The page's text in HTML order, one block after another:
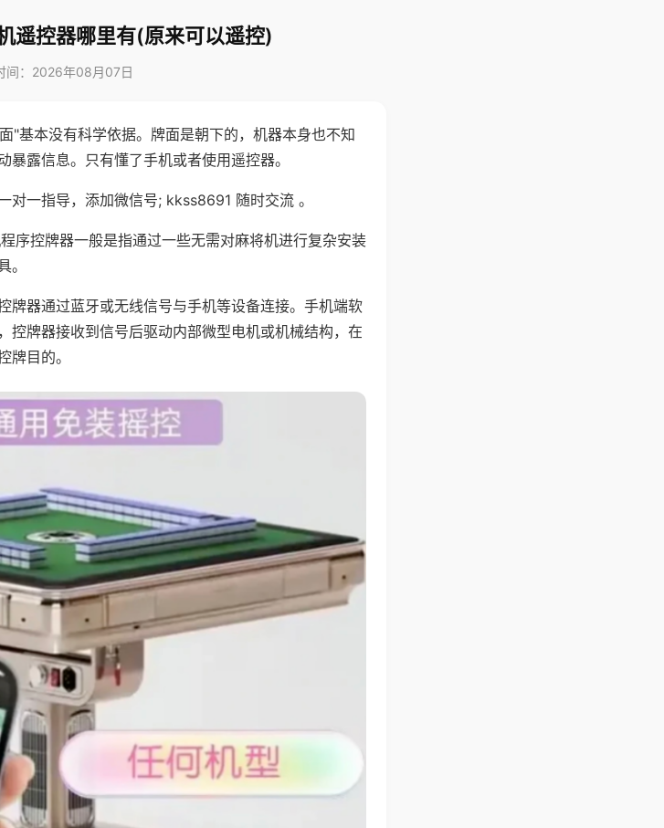
遥控器哪里有(原来可以遥控)
间：2026年08月07日
"基本没有科学依据。牌面是朝下的，机器本身也不知
露信息。只有懂了手机或者使用遥控器。
对一指导，添加微信号; kkss8691 随时交流 。
序控牌器一般是指通过一些无需对麻将机进行复杂安装
。
牌器通过蓝牙或无线信号与手机等设备连接。手机端软
控牌器接收到信号后驱动内部微型电机或机械结构，在
牌目的。